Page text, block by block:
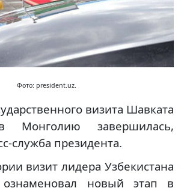
Фото: president.uz.
визита Шавката
Монголию завершилась,
служба президента.
визит лидера Узбекистана
новый этап в